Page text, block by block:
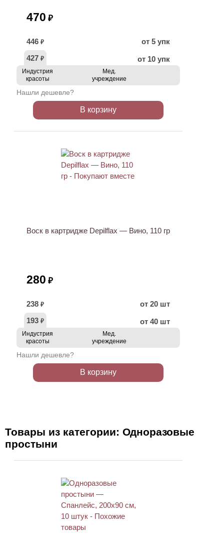
470 ₽
446 ₽
от 5 упк
427 ₽ от 10 упк
Индустрия
красоты
Мед.
учреждение
Нашли дешевле?
В корзину
Воск в картридже Depilflax — Вино, 110 гр
280 ₽
238 ₽
от 20 шт
193 ₽ от 40 шт
Индустрия
красоты
Мед.
учреждение
Нашли дешевле?
В корзину
Товары из категории: Одноразовые
простыни